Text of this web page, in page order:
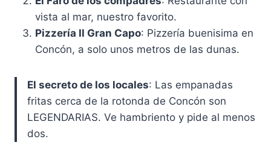
vista al mar, nuestro favorito.
Pizzería Il Gran Capo: Pizzería buenisima en
Concón, a solo unos metros de las dunas.
El secreto de los locales: Las empanadas
fritas cerca de la rotonda de Concón son
LEGENDARIAS. Ve hambriento y pide al menos
dos.